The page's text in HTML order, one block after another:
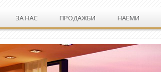
ЗА НАС ПРОДАЖБИ НАЕМИ